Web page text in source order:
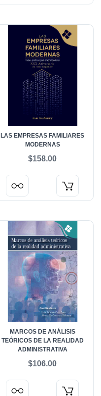
LAS EMPRESAS FAMILIARES
MODERNAS
$158.00
MARCOS DE ANÁLISIS
TEÓRICOS DE LA REALIDAD
ADMINISTRATIVA
$106.00